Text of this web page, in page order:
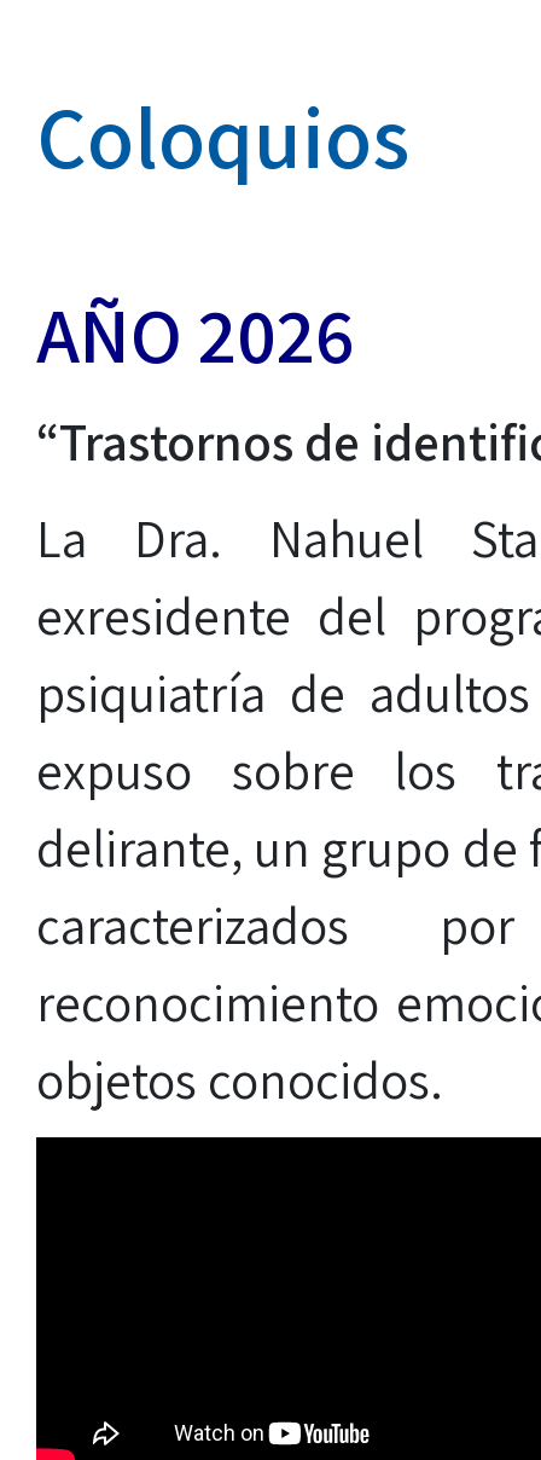
Coloquios
AÑO 2026
“Trastornos de
La Dra. Nahuel
exresidente del
psiquiatría de
expuso sobre los
delirante, un grupo de
caracterizados
reconocimiento
objetos conocidos.